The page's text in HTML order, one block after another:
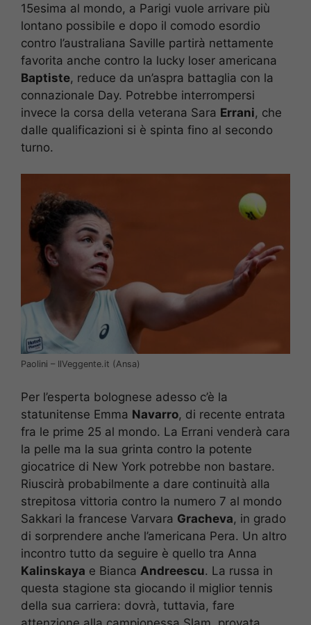
15esima al mondo, a Parigi vuole arrivare più
lontano possibile e dopo il comodo esordio
contro l’australiana Saville partirà nettamente
favorita anche contro la lucky loser americana
Baptiste, reduce da un’aspra battaglia con la
connazionale Day. Potrebbe interrompersi
invece la corsa della veterana Sara Errani, che
dalle qualificazioni si è spinta fino al secondo
turno.
Paolini – IlVeggente.it (Ansa)
Per l’esperta bolognese adesso c’è la
statunitense Emma Navarro, di recente entrata
fra le prime 25 al mondo. La Errani venderà cara
la pelle ma la sua grinta contro la potente
giocatrice di New York potrebbe non bastare.
Riuscirà probabilmente a dare continuità alla
strepitosa vittoria contro la numero 7 al mondo
Sakkari la francese Varvara Gracheva, in grado
di sorprendere anche l’americana Pera. Un altro
incontro tutto da seguire è quello tra Anna
Kalinskaya e Bianca Andreescu. La russa in
questa stagione sta giocando il miglior tennis
della sua carriera: dovrà, tuttavia, fare